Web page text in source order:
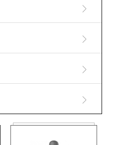
безусловно, достойны
сильного пола.